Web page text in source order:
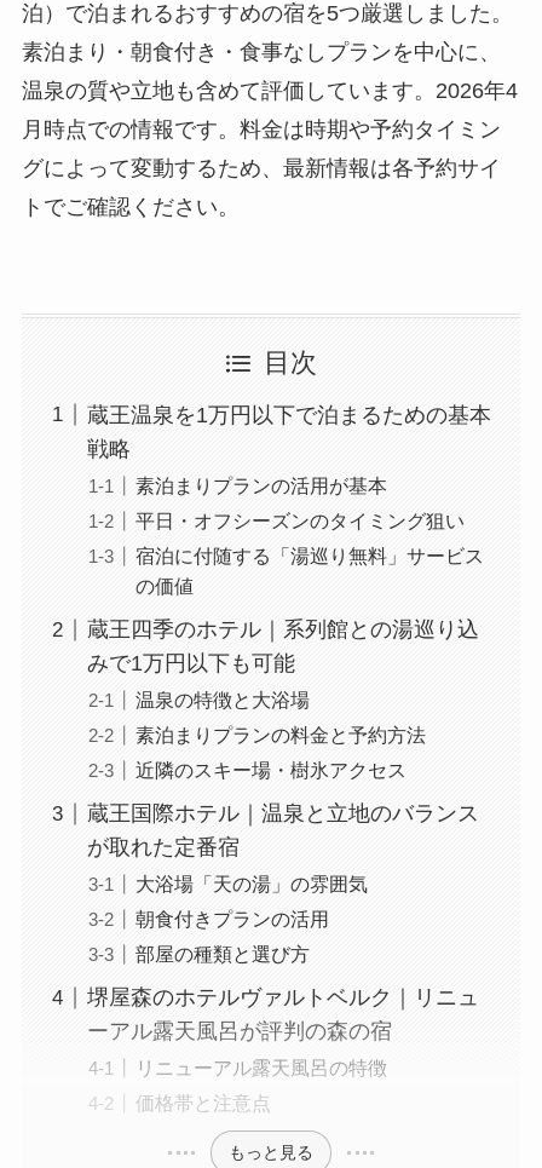
泊）で泊まれるおすすめの宿を5つ厳選しました。
素泊まり・朝食付き・食事なしプランを中心に、
温泉の質や立地も含めて評価しています。2026年4
月時点での情報です。料金は時期や予約タイミン
グによって変動するため、最新情報は各予約サイ
トでご確認ください。
目次
蔵王温泉を1万円以下で泊まるための基本
戦略
素泊まりプランの活用が基本
平日・オフシーズンのタイミング狙い
宿泊に付随する「湯巡り無料」サービス
の価値
蔵王四季のホテル｜系列館との湯巡り込
みで1万円以下も可能
温泉の特徴と大浴場
素泊まりプランの料金と予約方法
近隣のスキー場・樹氷アクセス
蔵王国際ホテル｜温泉と立地のバランス
が取れた定番宿
大浴場「天の湯」の雰囲気
朝食付きプランの活用
部屋の種類と選び方
堺屋森のホテルヴァルトベルク｜リニュ
ーアル露天風呂が評判の森の宿
リニューアル露天風呂の特徴
価格帯と注意点
もっと見る